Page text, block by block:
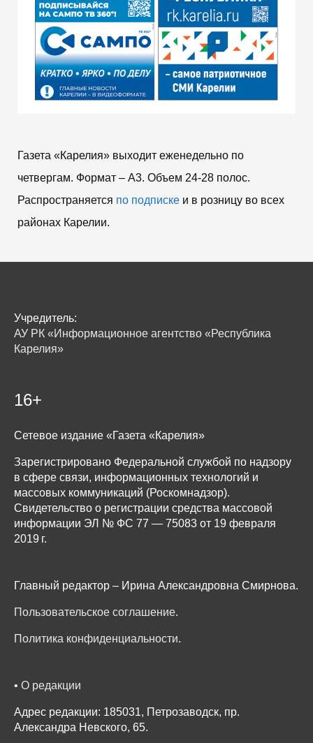
Газета «Карелия» выходит еженедельно по
четвергам. Формат – A3. Объем 24-28 полос.
Распространяется по подпискеи в розницу во всех
районах Карелии.
Учредитель:
АУ РК «Информационное агентство «Республика
Карелия»
16+
Сетевое издание «Газета «Карелия»
Зарегистрировано Федеральной службой по надзору
в сфере связи, информационных технологий и
массовых коммуникаций (Роскомнадзор).
Свидетельство о регистрации средства массовой
информации ЭЛ № ФС 77 — 75083 от 19 февраля
2019 г.
Главный редактор – Ирина Александровна Смирнова.
Пользовательское соглашение.
Политика конфиденциальности.
• О редакции
Адрес редакции: 185031, Петрозаводск, пр.
Александра Невского, 65.